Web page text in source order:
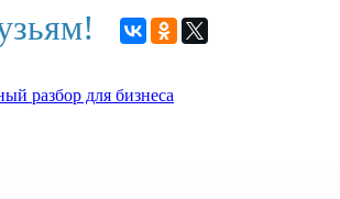
разбор для бизнеса